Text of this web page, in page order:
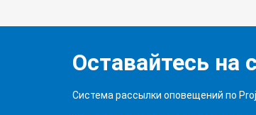
Оставайтесь на
Система рассылки оповещений по